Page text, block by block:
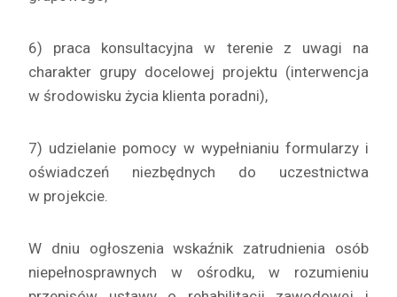
6) praca konsultacyjna w terenie z uwagi na
charakter grupy docelowej projektu (interwencja
w środowisku życia klienta poradni),
7) udzielanie pomocy w wypełnianiu formularzy i
oświadczeń niezbędnych do uczestnictwa
w projekcie.
W dniu ogłoszenia wskaźnik zatrudnienia osób
niepełnosprawnych w ośrodku, w rozumieniu